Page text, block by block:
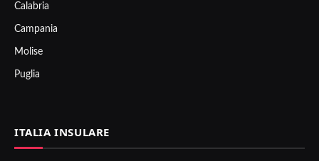
Calabria
Campania
Molise
Puglia
ITALIA INSULARE